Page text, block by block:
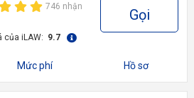
746 nhận
của iLAW: 9.7
Gọi
Mức phí Hồ sơ